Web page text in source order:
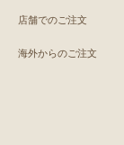
店舗でのご注文
海外からのご注文